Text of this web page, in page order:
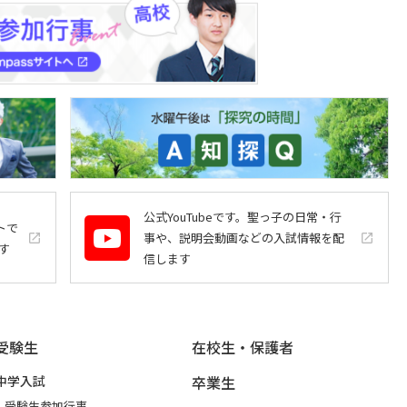
で
launch
公式YouTubeです。聖っ子の日常・行
事や、説明会動画などの入試情報を配
信します
launch
験生
学入試
在校生・保護者
卒業生